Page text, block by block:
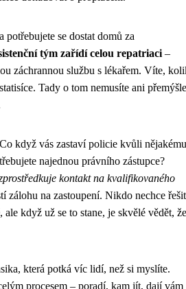
potřebujete se dostat domů za
tým zařídí celou repatriaci –
záchrannou službu s lékařem. Víte,
Tady o tom nemusíte ani
když vás zastaví policie kvůli nějakému
najednou právního zástupce?
kontakt na kvalifikovaného
zálohu na zastoupení. Nikdo nechce řešit
když už se to stane, je skvělé vědět, že
která potká víc lidí, než si myslíte.
procesem – poradí, kam jít, dají vám